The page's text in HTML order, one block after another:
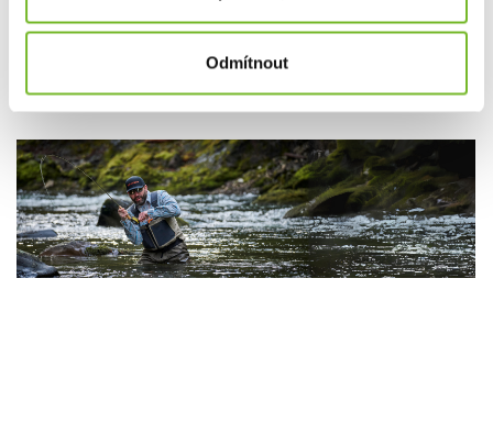
Odmítnout
Společnost MORIS design s.r.o., provozovateleshopu
SAVETHEDAY.CZ je hrdý exkluzivní distributor značky